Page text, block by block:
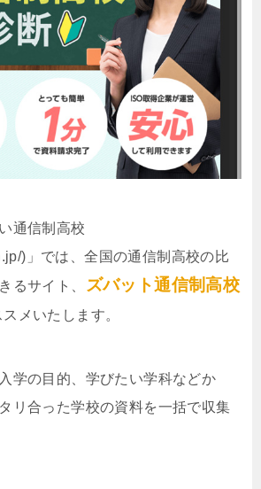
通信制高校
)」では、全国の通信制高校の比
るサイト、
ズバット通信制高校
メいたします。
学の目的、学びたい学科などか
リ合った学校の資料を一括で収集